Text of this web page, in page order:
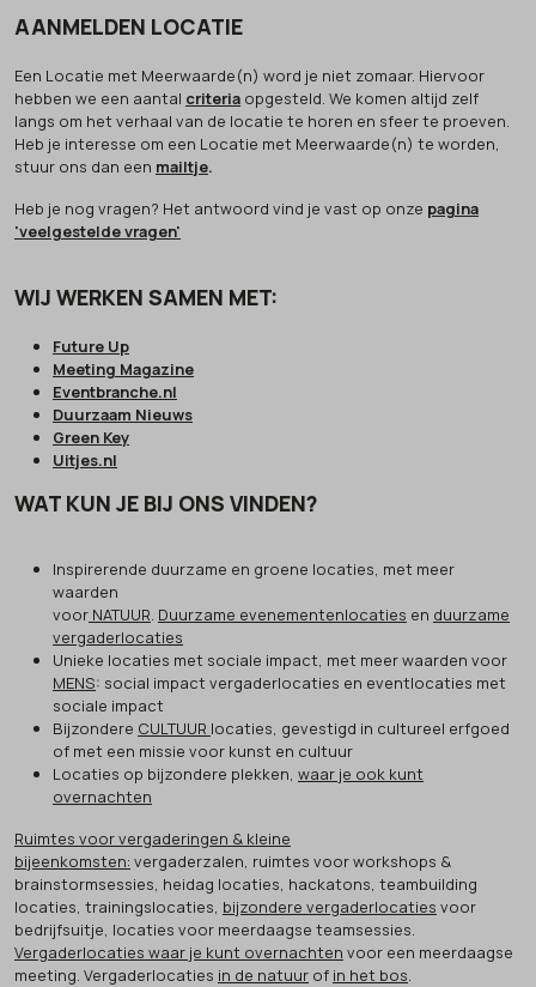
AANMELDEN LOCATIE
Een Locatie met Meerwaarde(n) word je niet zomaar. Hiervoor
hebben we een aantal criteria opgesteld. We komen altijd zelf
langs om het verhaal van de locatie te horen en sfeer te proeven.
Heb je interesse om een Locatie met Meerwaarde(n) te worden,
stuur ons dan een mailtje.
Heb je nog vragen? Het antwoord vind je vast op onze pagina
'veelgestelde vragen'
WIJ WERKEN SAMEN MET:
Future Up
Meeting Magazine
Eventbranche.nl
Duurzaam Nieuws
Green Key
Uitjes.nl
WAT KUN JE BIJ ONS VINDEN?
Inspirerende duurzame en groene locaties, met meer
waarden
voor NATUUR. Duurzame evenementenlocaties en duurzame
vergaderlocaties
Unieke locaties met sociale impact, met meer waarden voor
MENS: social impact vergaderlocaties en eventlocaties met
sociale impact
Bijzondere CULTUUR locaties, gevestigd in cultureel erfgoed
of met een missie voor kunst en cultuur
Locaties op bijzondere plekken, waar je ook kunt
overnachten
Ruimtes voor vergaderingen & kleine
bijeenkomsten: vergaderzalen, ruimtes voor workshops &
brainstormsessies, heidag locaties, hackatons, teambuilding
locaties, trainingslocaties, bijzondere vergaderlocaties voor
bedrijfsuitje, locaties voor meerdaagse teamsessies.
Vergaderlocaties waar je kunt overnachten voor een meerdaagse
meeting. Vergaderlocaties in de natuur of in het bos.